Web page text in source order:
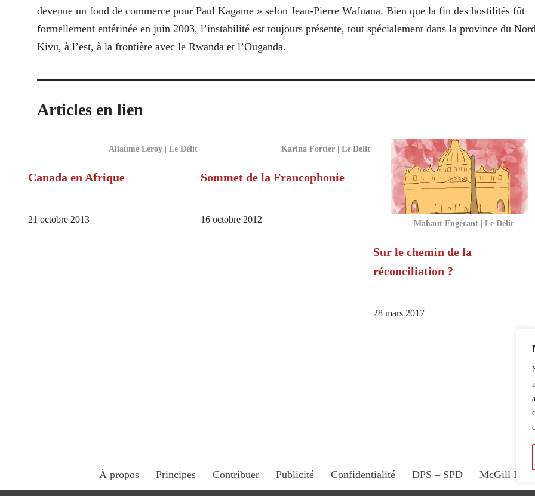
devenue un fond de commerce pour Paul Kagame » selon Jean-Pierre Wafuana. Bien que la fin des hostilités fût
formellement entérinée en juin 2003, l’instabilité est toujours présente, tout spécialement dans la province du
Kivu, à l’est, à la frontière avec le Rwanda et l’Ouganda.
Articles en lien
Aliaume Leroy | Le Délit
Canada en Afrique
21 octobre 2013
Karina Fortier | Le Délit
Sommet de la Francophonie
16 octobre 2012 Mahaut Engérant | Le Délit
Sur le chemin de la
réconciliation ?
28 mars 2017
À propos Principes Contribuer Publicité Confidentialité DPS – SPD McGill Daily